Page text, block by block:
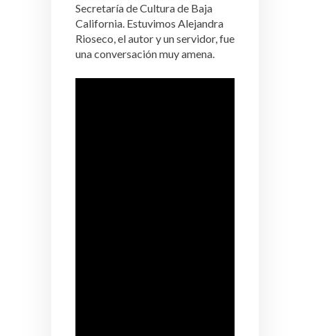
Secretaría de Cultura de Baja
California. Estuvimos Alejandra
Rioseco, el autor y un servidor, fue
una conversación muy amena.